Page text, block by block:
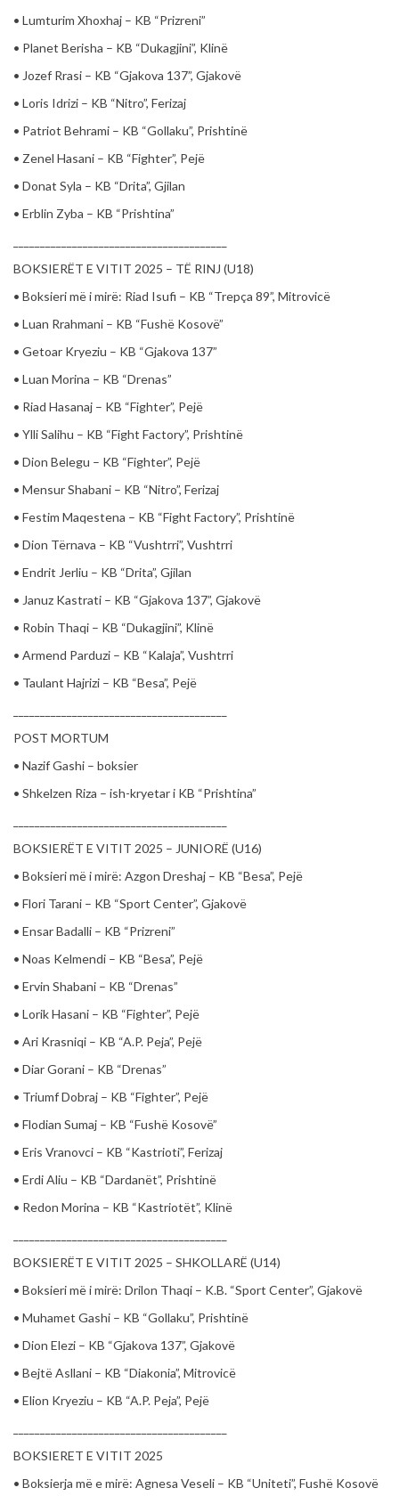
• Lumturim Xhoxhaj – KB “Prizreni”
• Planet Berisha – KB “Dukagjini”, Klinë
• Jozef Rrasi – KB “Gjakova 137”, Gjakovë
• Loris Idrizi – KB “Nitro”, Ferizaj
• Patriot Behrami – KB “Gollaku”, Prishtinë
• Zenel Hasani – KB “Fighter”, Pejë
• Donat Syla – KB “Drita”, Gjilan
• Erblin Zyba – KB “Prishtina”
BOKSIERËT E VITIT 2025 – TË RINJ (U18)
• Boksieri më i mirë: Riad Isufi – KB “Trepça 89”, Mitrovicë
• Luan Rrahmani – KB “Fushë Kosovë”
• Getoar Kryeziu – KB “Gjakova 137”
• Luan Morina – KB “Drenas”
• Riad Hasanaj – KB “Fighter”, Pejë
• Ylli Salihu – KB “Fight Factory”, Prishtinë
• Dion Belegu – KB “Fighter”, Pejë
• Mensur Shabani – KB “Nitro”, Ferizaj
• Festim Maqestena – KB “Fight Factory”, Prishtinë
• Dion Tërnava – KB “Vushtrri”, Vushtrri
• Endrit Jerliu – KB “Drita”, Gjilan
• Januz Kastrati – KB “Gjakova 137”, Gjakovë
• Robin Thaqi – KB “Dukagjini”, Klinë
• Armend Parduzi – KB “Kalaja”, Vushtrri
• Taulant Hajrizi – KB “Besa”, Pejë
POST MORTUM
• Nazif Gashi – boksier
• Shkelzen Riza – ish-kryetar i KB “Prishtina”
BOKSIERËT E VITIT 2025 – JUNIORË (U16)
• Boksieri më i mirë: Azgon Dreshaj – KB “Besa”, Pejë
• Flori Tarani – KB “Sport Center”, Gjakovë
• Ensar Badalli – KB “Prizreni”
• Noas Kelmendi – KB “Besa”, Pejë
• Ervin Shabani – KB “Drenas”
• Lorik Hasani – KB “Fighter”, Pejë
• Ari Krasniqi – KB “A.P. Peja”, Pejë
• Diar Gorani – KB “Drenas”
• Triumf Dobraj – KB “Fighter”, Pejë
• Flodian Sumaj – KB “Fushë Kosovë”
• Eris Vranovci – KB “Kastrioti”, Ferizaj
• Erdi Aliu – KB “Dardanët”, Prishtinë
• Redon Morina – KB “Kastriotët”, Klinë
BOKSIERËT E VITIT 2025 – SHKOLLARË (U14)
• Boksieri më i mirë: Drilon Thaqi – K.B. “Sport Center”, Gjakovë
• Muhamet Gashi – KB “Gollaku”, Prishtinë
• Dion Elezi – KB “Gjakova 137”, Gjakovë
• Bejtë Asllani – KB “Diakonia”, Mitrovicë
• Elion Kryeziu – KB “A.P. Peja”, Pejë
BOKSIERET E VITIT 2025
• Boksierja më e mirë: Agnesa Veseli – KB “Uniteti”, Fushë Kosovë